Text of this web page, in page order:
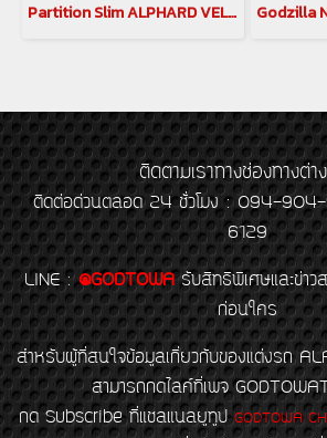
Partition Slim ALPHARD VELLFIRE 30 ฉากกั้นห้องโดยสาร อัลพาร์ด เวลไฟร์ 30
ติดตามเราทางช่องทางต่า
ติดต่อด่วนตลอด 24 ชั่วโมง : 094-
6129
LINE : @GODTOWA รับสิทธิพิเศษและข่าว
ก่อนใคร
สำหรับผู้ที่สนใจข้อมูลเกี่ยวกับของแต่งรถ
สามารถกดไลค์ที่เพจ
กด Subscribe ที่แชลแนลยูทูป GODTOWA